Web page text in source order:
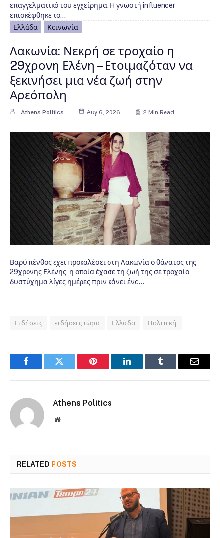
επαγγελματικό του εγχείρημα. Η γνωστή influencer
επισκέφθηκε το…
Ελλάδα
Κοινωνία
Λακωνία: Νεκρή σε τροχαίο η
29χρονη Ελένη – Ετοιμαζόταν να
ξεκινήσει μια νέα ζωή στην
Αρεόπολη
Athens Politics Αυγ 6, 2026 2 Min Read
Βαρύ πένθος έχει προκαλέσει στη Λακωνία ο θάνατος της
29χρονης Ελένης, η οποία έχασε τη ζωή της σε τροχαίο
δυστύχημα λίγες ημέρες πριν κάνει ένα…
Ειδήσεις ειδήσεις τώρα Ελλάδα Πολιτική
FacebookTwitter Pinterest LinkedInTumblr Email
Athens Politics
Website
RELATED POSTS